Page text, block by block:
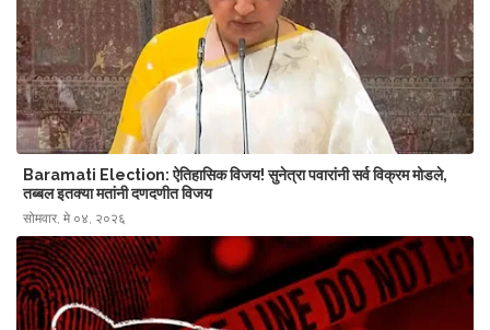
Baramati Election: ऐतिहासिक विजय! सुनेत्रा पवारांनी सर्व विक्रम मोडले,
तब्बल इतक्या मतांनी दणदणीत विजय
सोमवार, मे ०४, २०२६